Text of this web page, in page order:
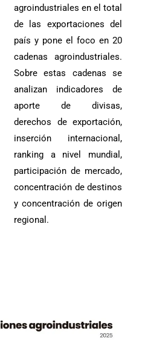
agroindustriales en el total
de las exportaciones del
país y pone el foco en 20
cadenas agroindustriales.
Sobre estas cadenas se
analizan indicadores de
aporte de divisas,
derechos de exportación,
inserción internacional,
ranking a nivel mundial,
participación de mercado,
concentración de destinos
y concentración de origen
regional.